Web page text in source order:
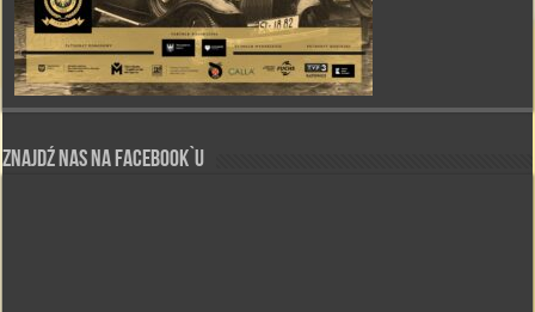
Znajdź nas na Facebook`u